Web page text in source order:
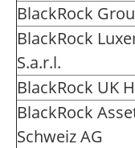
BlackRock
BlackRock
S.a.r.l.
BlackRock UK
BlackRock
Schweiz AG